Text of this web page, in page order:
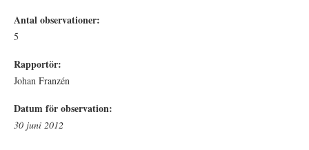
Antal observationer:
5
Rapportör:
Johan Franzén
Datum för observation:
30 juni 2012